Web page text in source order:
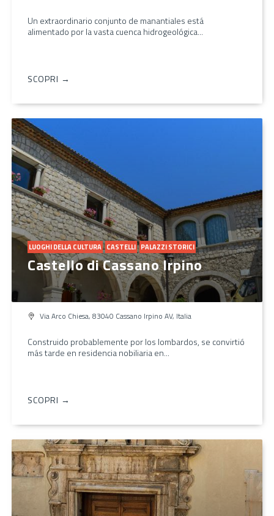
Un extraordinario conjunto de manantiales está
alimentado por la vasta cuenca hidrogeológica...
SCOPRI →
LUOGHI DELLA CULTURA CASTELLI PALAZZI STORICI
Castello di Cassano Irpino
Via Arco Chiesa, 83040 Cassano Irpino AV, Italia
Construido probablemente por los lombardos, se convirtió
más tarde en residencia nobiliaria en...
SCOPRI →